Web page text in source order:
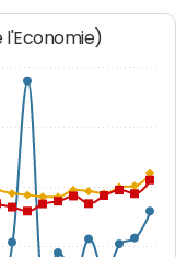
l'Economie)